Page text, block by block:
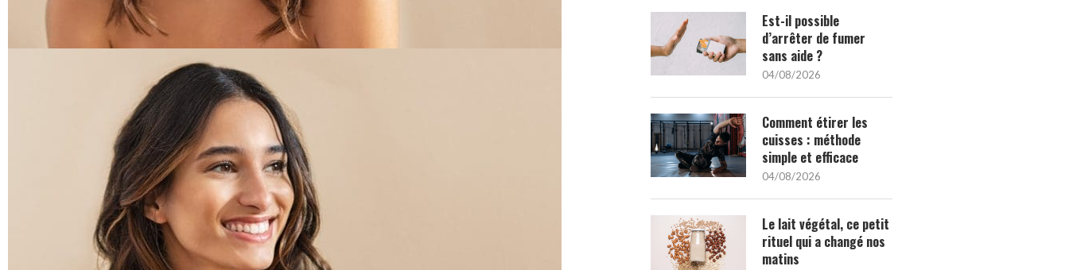
Est-il possible
d’arrêter de fumer
sans aide ?
04/08/2026
Comment étirer les
cuisses : méthode
simple et efficace
04/08/2026
Le lait végétal, ce petit
rituel qui a changé nos
matins